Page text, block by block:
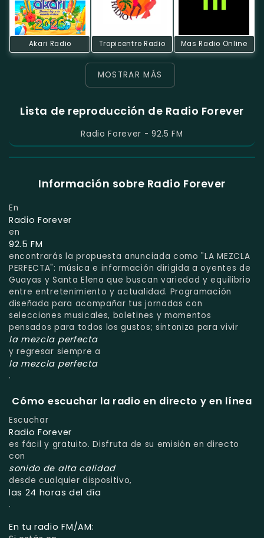
Akari Radio Tropicentro Radio Mas Radio Online
MOSTRAR MÁS
Lista de reproducción de Radio Forever
Radio Forever - 92.5 FM
Información sobre Radio Forever
En
Radio Forever
en
92.5 FM
encontrarás la propuesta anunciada como "LA MEZCLA
PERFECTA": música e información dirigida a oyentes de
Guayas y Santa Elena que buscan variedad y equilibrio
entre entretenimiento y actualidad. Programación
diseñada para acompañar tus jornadas con
selecciones musicales, boletines y momentos
pensados para todos los gustos; sintoniza para vivir
la mezcla perfecta
y regresar siempre a
la mezcla perfecta
.
Cómo escuchar la radio en directo y en línea
Escuchar
Radio Forever
es fácil y gratuito. Disfruta de su emisión en directo
con
sonido de alta calidad
desde cualquier dispositivo,
las 24 horas del día
.
En tu radio FM/AM: